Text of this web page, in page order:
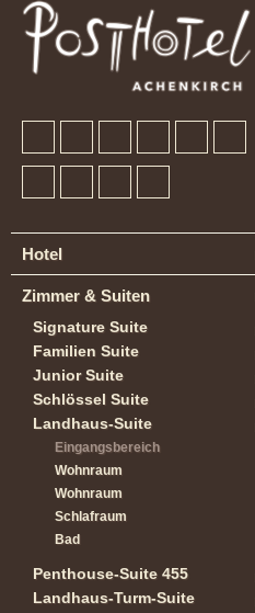
Hotel
Zimmer & Suiten
Signature Suite
Familien Suite
Junior Suite
Schlössel Suite
Landhaus-Suite
Eingangsbereich
Wohnraum
Wohnraum
Schlafraum
Bad
Penthouse-Suite 455
Landhaus-Turm-Suite